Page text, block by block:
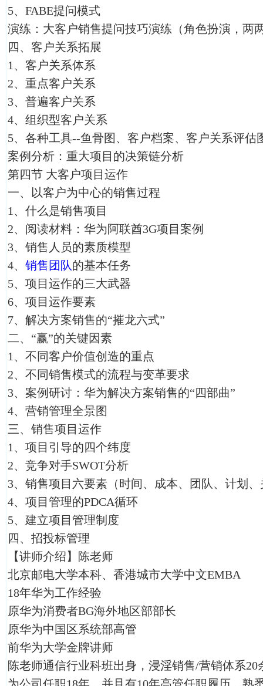
5、FABE提问模式
演练：大客户销售提问技巧演练（角色扮演，两
四、客户关系拓展
1、客户关系体系
2、重点客户关系
3、普遍客户关系
4、组织型客户关系
5、各种工具--鱼骨图、客户档案、客户关系评估
案例分析：重大项目的决策链分析
第四节 大客户项目运作
一、以客户为中心的销售过程
1、什么是销售项目
2、阅读材料：华为阿联酋3G项目案例
3、销售人员的素质模型
4、 销售团队的基本任务
5、项目运作的三大武器
6、项目运作要素
7、解决方案销售的“摧龙六式”
二、“赢”的关键因素
1、不同客户价值创造的重点
2、不同销售模式的流程与变革要求
3、案例研讨：华为解决方案销售的“四部曲”
4、营销管理全景图
三、销售项目运作
1、项目引导的四个纬度
2、竞争对手SWOT分析
3、销售项目六要素（时间、成本、团队、计划
4、项目管理的PDCA循环
5、建立项目管理制度
四、招投标管理
【讲师介绍】陈老师
北京邮电大学本科、香港城市大学中文EMBA
18年华为工作经验
原华为消费者BG海外地区部部长
原华为中国区系统部高管
前华为大学金牌讲师
陈老师通信行业科班出身，浸淫销售/营销体系